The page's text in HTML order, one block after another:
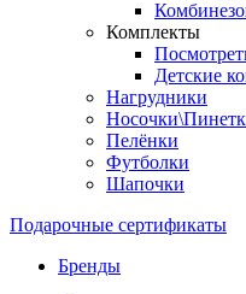
Комплекты
Детские
Нагрудники
Пелёнки
Футболки
Шапочки
Подарочные сертификаты
Бренды